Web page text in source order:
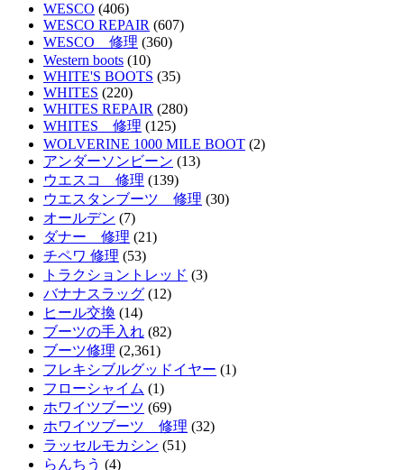
WESCO (406)
WESCO REPAIR (607)
WESCO 修理 (360)
Western boots (10)
WHITE'S BOOTS (35)
WHITES (220)
WHITES REPAIR (280)
WHITES 修理 (125)
WOLVERINE 1000 MILE BOOT (2)
アンダーソンビーン (13)
ウエスコ 修理 (139)
ウエスタンブーツ 修理 (30)
オールデン (7)
ダナー 修理 (21)
チペワ 修理 (53)
トラクショントレッド (3)
バナナスラッグ (12)
ヒール交換 (14)
ブーツの手入れ (82)
ブーツ修理 (2,361)
フレキシブルグッドイヤー (1)
フローシャイム (1)
ホワイツブーツ (69)
ホワイツブーツ 修理 (32)
ラッセルモカシン (51)
らんちう (4)